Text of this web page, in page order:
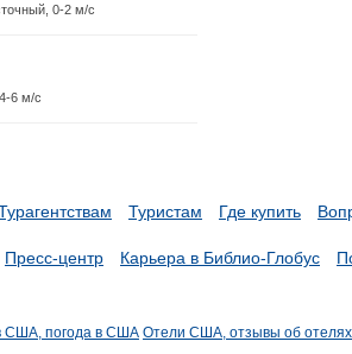
0-2 м/с
6 м/с
Туристам Где купить
Пресс-центр Карьера в Библио-Глобус
США, погода в США Отели США, отзывы об